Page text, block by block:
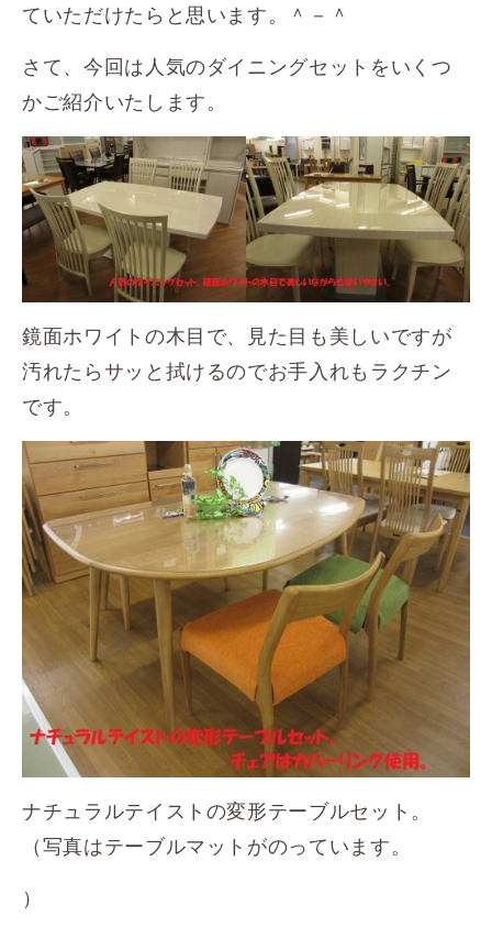
ていただけたらと思います。＾－＾
さて、今回は人気のダイニングセットをいくつ
かご紹介いたします。
鏡面ホワイトの木目で、見た目も美しいですが
汚れたらサッと拭けるのでお手入れもラクチン
です。
ナチュラルテイストの変形テーブルセット。
（写真はテーブルマットがのっています。
）